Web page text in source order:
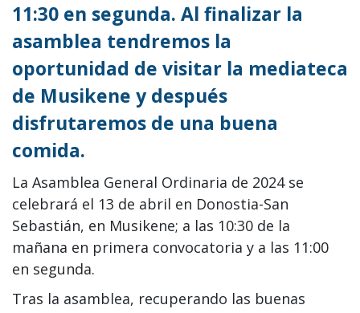
11:30 en segunda. Al finalizar la
asamblea tendremos la
oportunidad de visitar la mediateca
de Musikene y después
disfrutaremos de una buena
comida.
La Asamblea General Ordinaria de 2024 se
celebrará el 13 de abril en Donostia-San
Sebastián, en Musikene; a las 10:30 de la
mañana en primera convocatoria y a las 11:00
en segunda.
Tras la asamblea, recuperando las buenas